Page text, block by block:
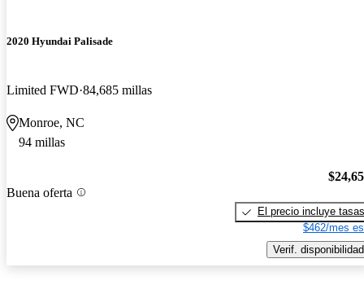
2020 Hyundai Palisade
Limited FWD 84,685 millas
Monroe, NC
94 millas
Buena oferta
El precio incluye tasas
$462/mes
Verif. disponibilidad